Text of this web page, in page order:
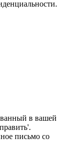
в вашей
письмо со